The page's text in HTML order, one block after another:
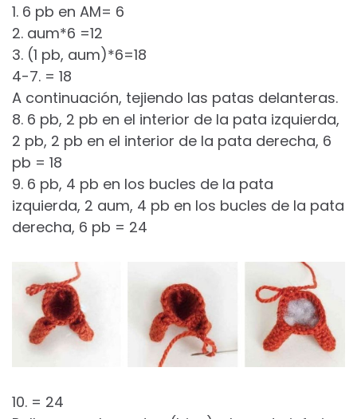
1. 6 pb en AM= 6
2. aum*6 =12
3. (1 pb, aum)*6=18
4-7. = 18
A continuación, tejiendo las patas delanteras.
8. 6 pb, 2 pb en el interior de la pata izquierda,
2 pb, 2 pb en el interior de la pata derecha, 6
pb = 18
9. 6 pb, 4 pb en los bucles de la pata
izquierda, 2 aum, 4 pb en los bucles de la pata
derecha, 6 pb = 24
10. = 24